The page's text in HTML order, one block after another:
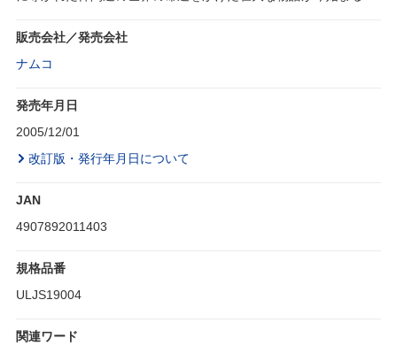
販売会社／発売会社
ナムコ
発売年月日
2005/12/01
改訂版・発行年月日について
JAN
4907892011403
規格品番
ULJS19004
関連ワード